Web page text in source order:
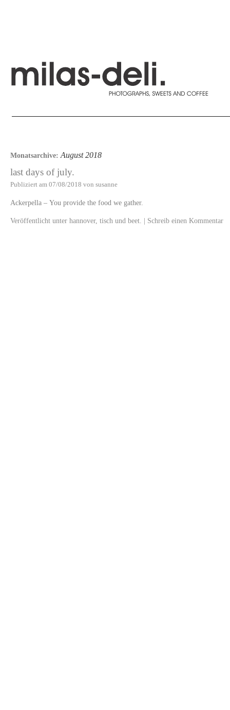
Monatsarchive:August 2018
last days of july.
Publiziert am 07/08/2018 von susanne
Ackerpella – You provide the food we gather.
Veröffentlicht unter hannover, tisch und beet. | Schreib einen Kommentar